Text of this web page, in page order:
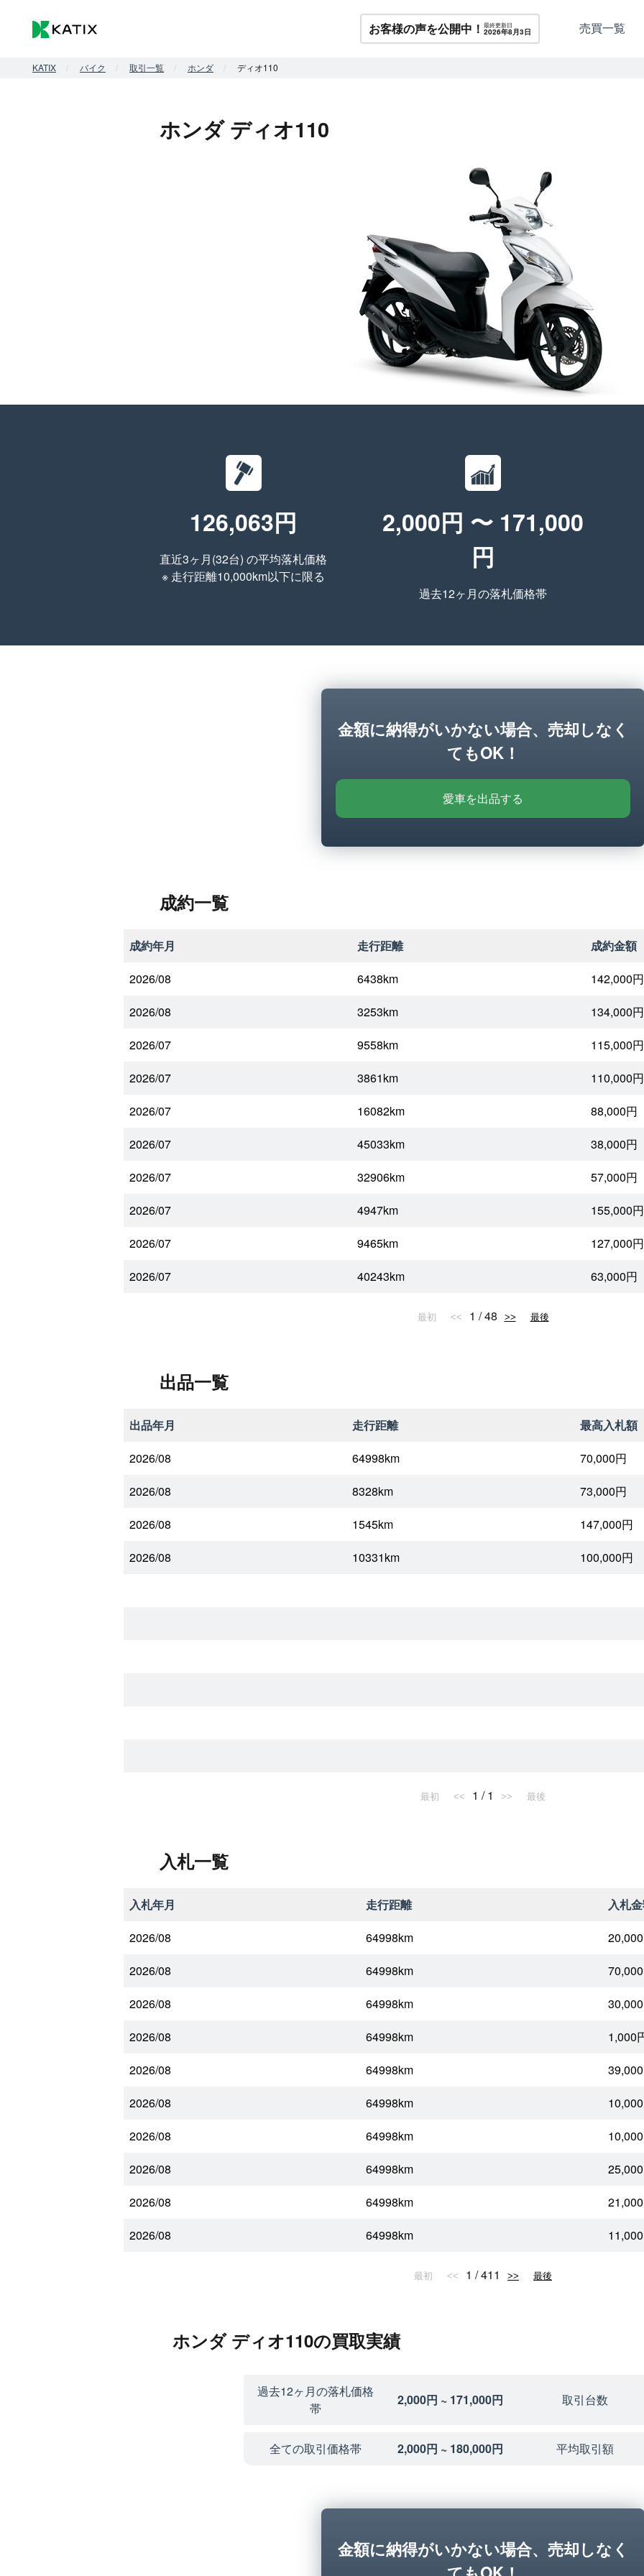
お客様の声を公開中！ 最終更新日
2026年8月3日 売買一覧
KATIX バイク 取引一覧 ホンダ ディオ110
ホンダ ディオ110
126,063円
直近3ヶ月(32台) の平均落札価格
※ 走行距離10,000km以下に限る
2,000円 〜 171,000
円
過去12ヶ月の落札価格帯
金額に納得がいかない場合、売却しなく
てもOK！
愛車を出品する
成約一覧
成約年月 走行距離
成約金額
2026/08
6438km
142,000円
2026/08
3253km
134,000円
2026/07
9558km
115,000円
2026/07
3861km
110,000円
2026/07
16082km
88,000円
2026/07
45033km
38,000円
2026/07
32906km
57,000円
2026/07
4947km
155,000円
2026/07
9465km
127,000円
2026/07
40243km 63,000円
最初 << 1 / 48 >> 最後
出品一覧
出品年月 走行距離
最高入札額
2026/08
64998km
70,000円
2026/08
8328km
73,000円
2026/08
1545km
147,000円
2026/08
10331km 100,000円
最初 << 1 / 1 >> 最後
入札一覧
入札年月 走行距離
入札
2026/08
64998km
2026/08
64998km
2026/08
64998km
2026/08
64998km
1,000
2026/08
64998km
2026/08
64998km
2026/08
64998km
2026/08
64998km
2026/08
64998km
2026/08
64998km
最初 << 1 / 411 >> 最後
ホンダ ディオ110の買取実績
過去12ヶ月の落札価格
帯
2,000円 ~ 171,000円 取引台数
全ての取引価格帯 2,000円 ~ 180,000円 平均取引額
金額に納得がいかない場合、売却しなく